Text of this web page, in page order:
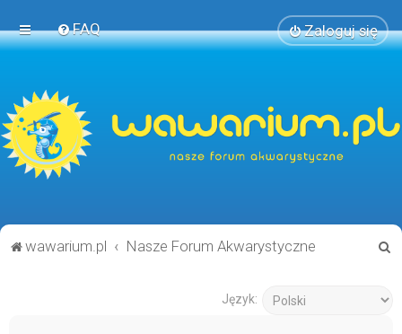
FAQ Zaloguj się
wawarium.pl Nasze Forum Akwarystyczne
Język: